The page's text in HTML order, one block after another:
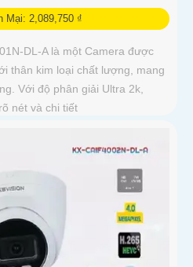
Mại: 2,089,750 ₫
DL-A là một Camera được
thân kim loại chất lượng, mang
Với độ phân giải Ultra 2k,
nét và chi tiết